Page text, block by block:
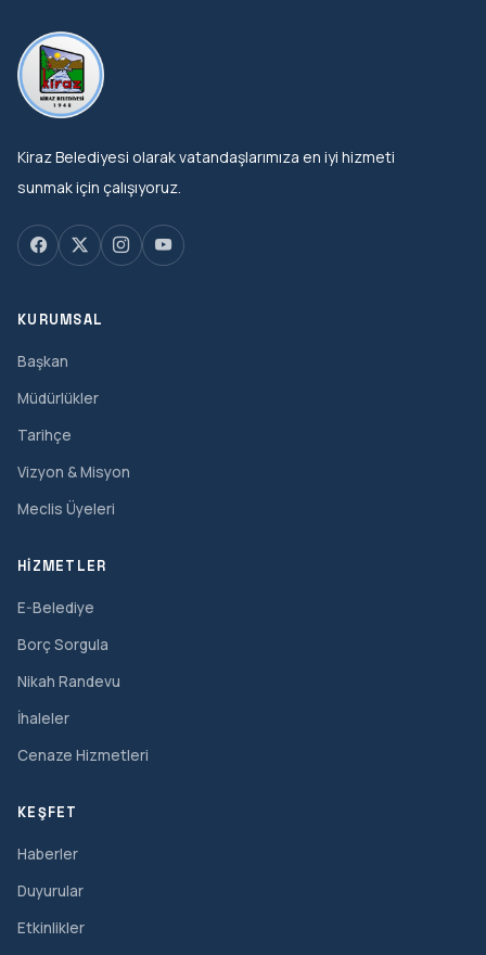
Kiraz Belediyesi olarak vatandaşlarımıza en iyi hizmeti
sunmak için çalışıyoruz.
KURUMSAL
Başkan
Müdürlükler
Tarihçe
Vizyon & Misyon
Meclis Üyeleri
HIZMETLER
E-Belediye
Borç Sorgula
Nikah Randevu
İhaleler
Cenaze Hizmetleri
KEŞFET
Haberler
Duyurular
Etkinlikler